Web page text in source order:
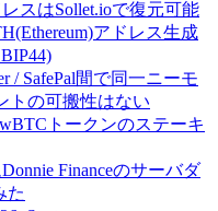
スはSollet.ioで復元可能
アドレス生成
/ SafePal間で同一ニーモ
トの可搬性はない
トークンのステーキ
Financeのサーバダ
た